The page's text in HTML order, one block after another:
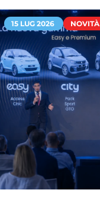
15 LUG 2026 NOVITÀ